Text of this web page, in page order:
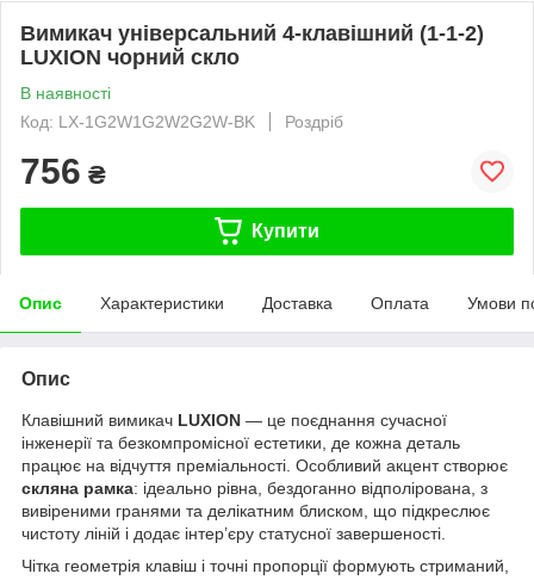
Вимикач універсальний 4-клавішний (1-1-2)
LUXION чорний скло
В наявності
Код: LX-1G2W1G2W2G2W-BK
Роздріб
756 ₴
Купити
Опис Характеристики Доставка Оплата Умови
Опис
Клавішний вимикач LUXION — це поєднання сучасної
інженерії та безкомпромісної естетики, де кожна деталь
працює на відчуття преміальності. Особливий акцент створює
скляна рамка: ідеально рівна, бездоганно відполірована, з
вивіреними гранями та делікатним блиском, що підкреслює
чистоту ліній і додає інтер’єру статусної завершеності.
Чітка геометрія клавіш і точні пропорції формують стриманий,